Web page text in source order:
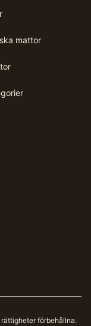
mattor
förbehållna.